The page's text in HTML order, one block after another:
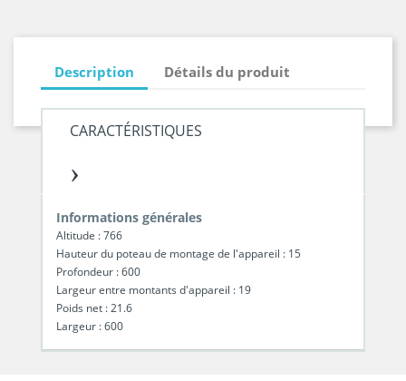
Description Détails du produit
CARACTÉRISTIQUES
›
Informations générales
Altitude : 766
Hauteur du poteau de montage de l'appareil : 15
Profondeur : 600
Largeur entre montants d'appareil : 19
Poids net : 21.6
Largeur : 600